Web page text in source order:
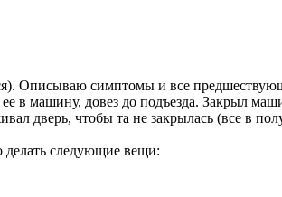
Описываю симптомы и все
в машину, довез до подъезда. Закрыл
дверь, чтобы та не закрылась (все в
делать следующие вещи: